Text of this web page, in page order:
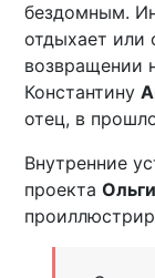
бездомным.
отдыхает или
возвращении
Константину
отец, в
Внутренние
проекта